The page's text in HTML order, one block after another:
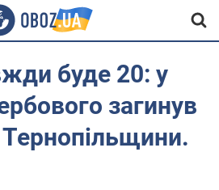
буде 20: у
загинув
Тернопільщини.